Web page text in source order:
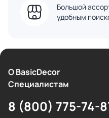
Большой
удобным
О BasicDecor
Cпециалистам
8 (800) 775-74-